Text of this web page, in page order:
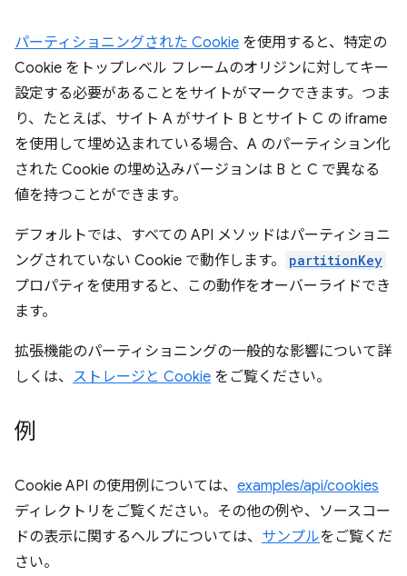
パーティショニングされた Cookie を使用すると、特定の
Cookie をトップレベル フレームのオリジンに対してキー
設定する必要があることをサイトがマークできます。つま
り、たとえば、サイト A がサイト B とサイト C の iframe
を使用して埋め込まれている場合、A のパーティション化
された Cookie の埋め込みバージョンは B と C で異なる
値を持つことができます。
デフォルトでは、すべての API メソッドはパーティショニ
ングされていない Cookie で動作します。
partitionKey
プロパティを使用すると、この動作をオーバーライドでき
ます。
拡張機能のパーティショニングの一般的な影響について詳
しくは、 ストレージと Cookie をご覧ください。
例
Cookie API の使用例については、 examples/api/cookies
ディレクトリをご覧ください。その他の例や、ソースコー
ドの表示に関するヘルプについては、 サンプルをご覧くだ
さい。